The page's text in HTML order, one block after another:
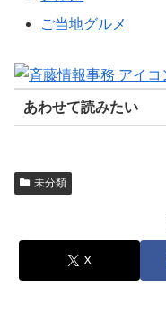
ご当地グルメ
あわせて読みたい
未分類
X